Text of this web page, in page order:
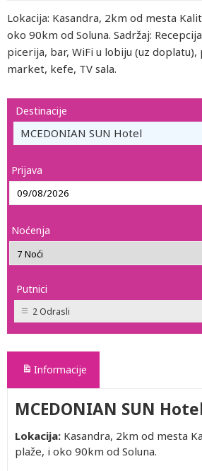
Lokacija: Kasandra, 2km od mesta
oko 90km od Soluna. Sadržaj:
picerija, bar, WiFi u lobiju (uz
market, kefe, TV sala.
Destinacije
MCEDONIAN SUN Hotel
Prijava
Noćenja
Putnici
2 Odrasli
Informacije
MCEDONIAN SUN
Lokacija: Kasandra, 2km od mesta
plaže, i oko 90km od Soluna.